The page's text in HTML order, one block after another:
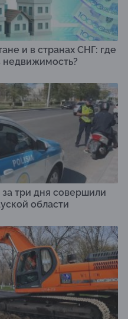
и в странах СНГ: где
недвижимость?
три дня совершили
области